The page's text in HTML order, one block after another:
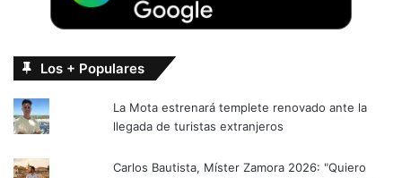
Los + Populares
La Mota estrenará templete renovado ante la
llegada de turistas extranjeros
Carlos Bautista, Míster Zamora 2026: "Quiero